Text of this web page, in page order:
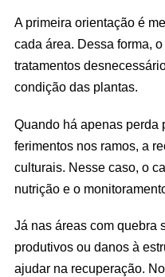
A primeira orientação é
cada área. Dessa forma,
tratamentos
condição das plantas.
Quando há apenas perda
ferimentos nos ramos, a
culturais. Nesse caso, o
nutrição e o
Já nas áreas com quebra
produtivos ou danos à
ajudar na recuperação.